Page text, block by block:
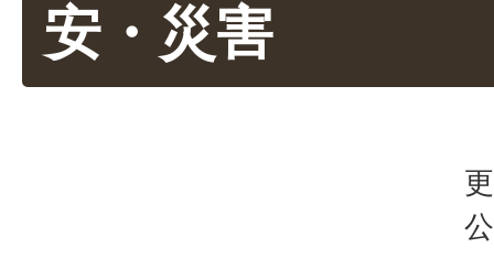
安・災害